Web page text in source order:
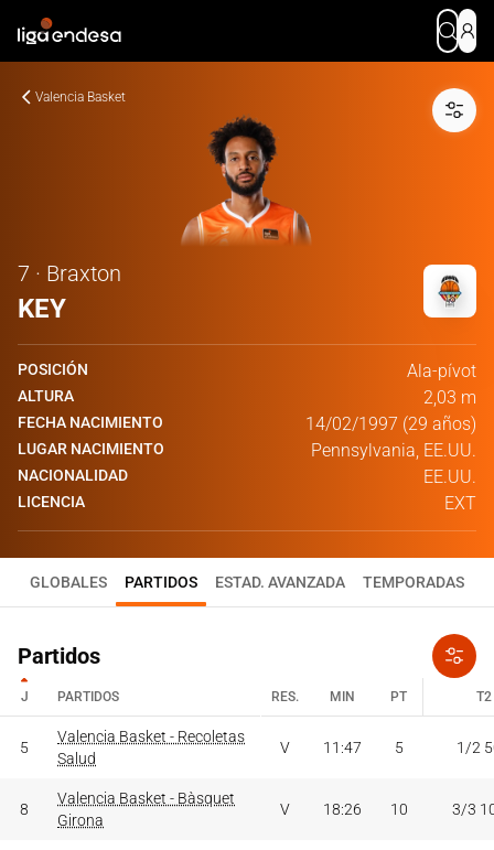
Valencia Basket
7 · Braxton
KEY
POSICIÓN Ala-pívot
ALTURA 2,03 m
FECHA NACIMIENTO 14/02/1997 (29 años)
LUGAR NACIMIENTO Pennsylvania, EE.UU.
NACIONALIDAD EE.UU.
LICENCIA EXT
GLOBALES PARTIDOS ESTAD. AVANZADA TEMPORADAS
Partidos
J PARTIDOS RES. MIN PT T2
PARTIDOS
5
Valencia Basket - Recoletas
Salud
V 11:47 5 1/2
8
Valencia Basket - Bàsquet
Girona
V 18:26 10 3/3